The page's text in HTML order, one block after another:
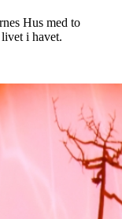
Hus med to
i havet.